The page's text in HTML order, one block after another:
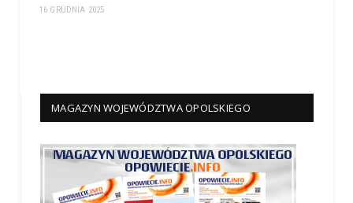
16 GRUDNIA 2025
MAGAZYN WOJEWÓDZTWA OPOLSKIEGO